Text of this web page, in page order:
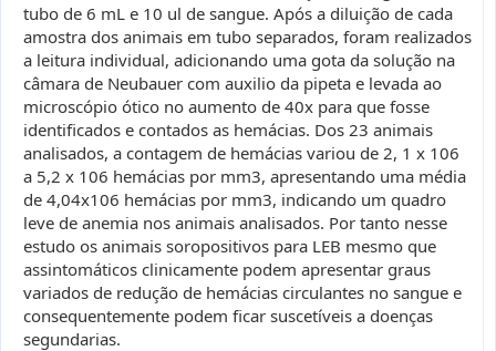
tubo de 6 mL e 10 ul de sangue. Após a diluição de cada
amostra dos animais em tubo separados, foram realizados
a leitura individual, adicionando uma gota da solução na
câmara de Neubauer com auxilio da pipeta e levada ao
microscópio ótico no aumento de 40x para que fosse
identificados e contados as hemácias. Dos 23 animais
analisados, a contagem de hemácias variou de 2, 1 x 106
a 5,2 x 106 hemácias por mm3, apresentando uma média
de 4,04x106 hemácias por mm3, indicando um quadro
leve de anemia nos animais analisados. Por tanto nesse
estudo os animais soropositivos para LEB mesmo que
assintomáticos clinicamente podem apresentar graus
variados de redução de hemácias circulantes no sangue e
consequentemente podem ficar suscetíveis a doenças
segundarias.